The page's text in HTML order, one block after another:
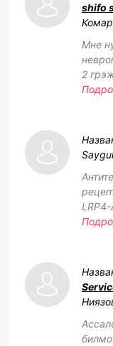
shifo
Мне
2
Saygul
LRP4-